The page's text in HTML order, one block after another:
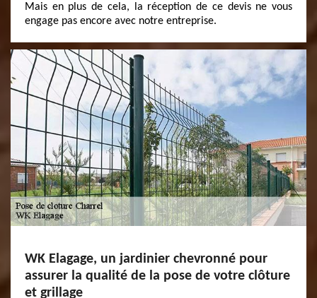
Mais en plus de cela, la réception de ce devis ne vous
engage pas encore avec notre entreprise.
WK Elagage, un jardinier chevronné pour
assurer la qualité de la pose de votre clôture
et grillage